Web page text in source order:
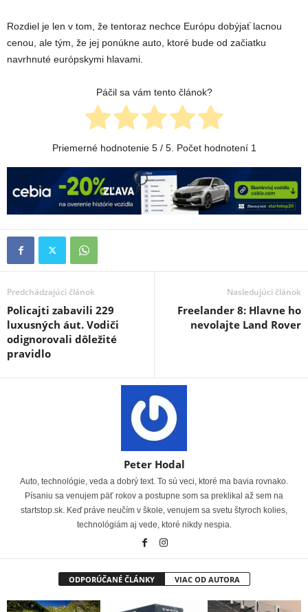
Rozdiel je len v tom, že tentoraz nechce Európu dobýjať lacnou
cenou, ale tým, že jej ponúkne auto, ktoré bude od začiatku
navrhnuté európskymi hlavami.
Páčil sa vám tento článok?
Priemerné hodnotenie 5/ 5. Počet hodnotení 1
Predchádzajúci článok
Policajti zabavili 229
luxusných áut. Vodiči
odignorovali dôležité
pravidlo
Nasledujúci článok
Freelander 8: Hlavne ho
nevolajte Land Rover
Peter Hodal
Auto, technológie, veda a dobrý text. To sú veci, ktoré ma bavia rovnako.
Písaniu sa venujem päť rokov a postupne som sa preklikal až sem na
startstop.sk. Keď práve neučím v škole, venujem sa svetu štyroch kolies,
technológiám aj vede, ktoré nikdy nespia.
ODPORÚČANÉ ČLÁNKY VIAC OD AUTORA